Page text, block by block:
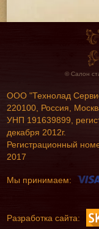
© Салон
ООО "Технолад
220100, Россия,
УНП 191639899,
декабря 2012г.
Регистрационный
2017
Мы принимаем:
Разработка сайта: